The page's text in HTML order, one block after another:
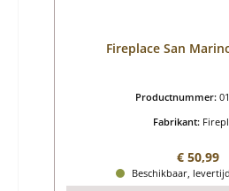
Fireplace San
Productnummer:
Fabrikant:
Normale
€ 50,99
Beschikbaar,